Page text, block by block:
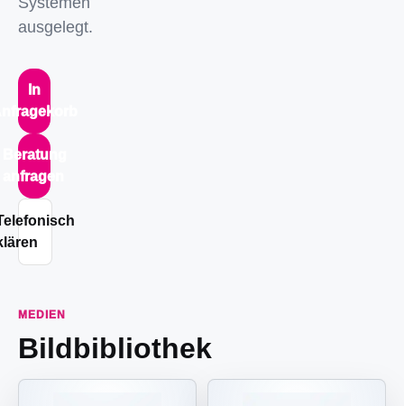
ausgelegt.
In
Beratung
anfragen
MEDIEN
Bildbibliothek